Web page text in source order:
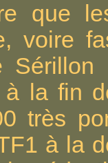
que
voire
à la fin
très
à la